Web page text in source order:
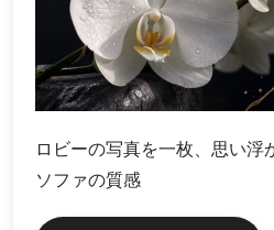
ロビーの写真を一枚、思い浮
ソファの質感